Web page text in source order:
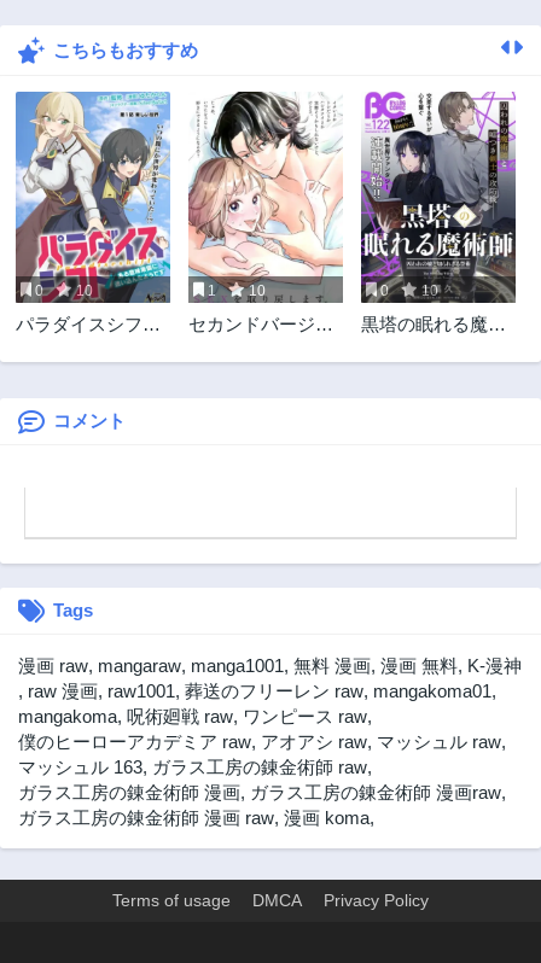
こちらもおすすめ
0 10
パラダイスシフト
す～
1 10
セカンドバージ
フ活～
0 10
黒塔の眠れる魔術
コメント
Tags
漫画 raw, mangaraw, manga1001, 無料 漫画, 漫画 無料, K-漫神
, raw 漫画, raw1001, 葬送のフリーレン raw, mangakoma01,
mangakoma, 呪術廻戦 raw, ワンピース raw,
僕のヒーローアカデミア raw, アオアシ raw, マッシュル raw,
マッシュル 163, ガラス工房の錬金術師 raw,
ガラス工房の錬金術師 漫画, ガラス工房の錬金術師 漫画raw,
ガラス工房の錬金術師 漫画 raw, 漫画 koma,
Terms of usage DMCA Privacy Policy